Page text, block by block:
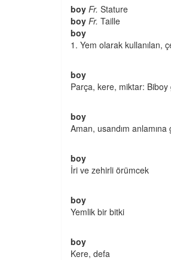
boy Fr. Stature
boy Fr. Taille
boy
1. Yem olarak kullanılan,
boy
Parça, kere, miktar: Biboy
boy
Aman, usandım anlamına
boy
İri ve zehirli örümcek
boy
Yemlik bir bitki
boy
Kere, defa